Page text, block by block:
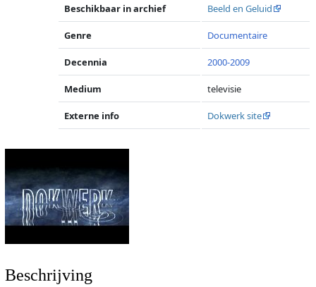
Beschikbaar in archief Beeld en Geluid
Genre Documentaire
Decennia 2000-2009
Medium televisie
Externe info Dokwerk site
Beschrijving